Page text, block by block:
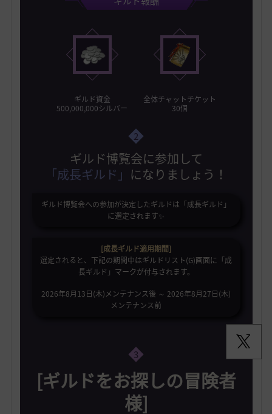
ギルド資金
500,000,000シルバー
全体チャットチケット
30個
2
ギルド博覧会に参加して
「成長ギルド」 になりましょう！
ギルド博覧会への参加が決定したギルドは「成長ギルド」
に選定されます✨️
[成長ギルド適用期間]
選定されると、下記の期間中はギルドリスト(G)画面に「成
長ギルド」マークが付与されます。
2026年8月13日(木)メンテナンス後 ～ 2026年8月27日(木)
メンテナンス前
3
[ギルドをお探しの冒険者
様]